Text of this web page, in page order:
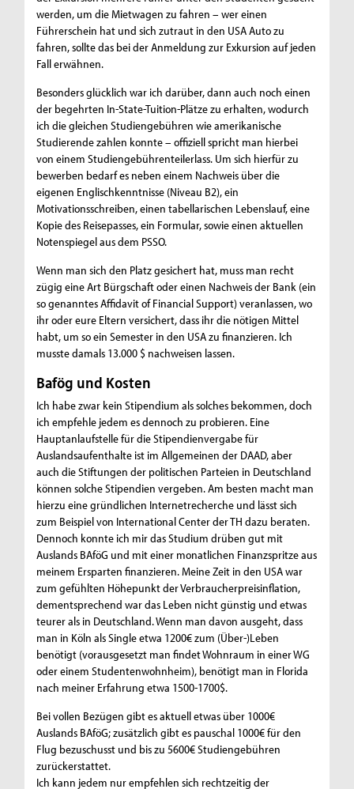
werden, um die Mietwagen zu fahren – wer einen
Führerschein hat und sich zutraut in den USA Auto zu
fahren, sollte das bei der Anmeldung zur Exkursion auf jeden
Fall erwähnen.
Besonders glücklich war ich darüber, dann auch noch einen
der begehrten In-State-Tuition-Plätze zu erhalten, wodurch
ich die gleichen Studiengebühren wie amerikanische
Studierende zahlen konnte – offiziell spricht man hierbei
von einem Studiengebührenteilerlass. Um sich hierfür zu
bewerben bedarf es neben einem Nachweis über die
eigenen Englischkenntnisse (Niveau B2), ein
Motivationsschreiben, einen tabellarischen Lebenslauf, eine
Kopie des Reisepasses, ein Formular, sowie einen aktuellen
Notenspiegel aus dem PSSO.
Wenn man sich den Platz gesichert hat, muss man recht
zügig eine Art Bürgschaft oder einen Nachweis der Bank (ein
so genanntes Affidavit of Financial Support) veranlassen, wo
ihr oder eure Eltern versichert, dass ihr die nötigen Mittel
habt, um so ein Semester in den USA zu finanzieren. Ich
musste damals 13.000 $ nachweisen lassen.
Bafög und Kosten
Ich habe zwar kein Stipendium als solches bekommen, doch
ich empfehle jedem es dennoch zu probieren. Eine
Hauptanlaufstelle für die Stipendienvergabe für
Auslandsaufenthalte ist im Allgemeinen der DAAD, aber
auch die Stiftungen der politischen Parteien in Deutschland
können solche Stipendien vergeben. Am besten macht man
hierzu eine gründlichen Internetrecherche und lässt sich
zum Beispiel von International Center der TH dazu beraten.
Dennoch konnte ich mir das Studium drüben gut mit
Auslands BAföG und mit einer monatlichen Finanzspritze aus
meinem Ersparten finanzieren. Meine Zeit in den USA war
zum gefühlten Höhepunkt der Verbraucherpreisinflation,
dementsprechend war das Leben nicht günstig und etwas
teurer als in Deutschland. Wenn man davon ausgeht, dass
man in Köln als Single etwa 1200€ zum (Über-)Leben
benötigt (vorausgesetzt man findet Wohnraum in einer WG
oder einem Studentenwohnheim), benötigt man in Florida
nach meiner Erfahrung etwa 1500-1700$.
Bei vollen Bezügen gibt es aktuell etwas über 1000€
Auslands BAföG; zusätzlich gibt es pauschal 1000€ für den
Flug bezuschusst und bis zu 5600€ Studiengebühren
zurückerstattet.
Ich kann jedem nur empfehlen sich rechtzeitig der